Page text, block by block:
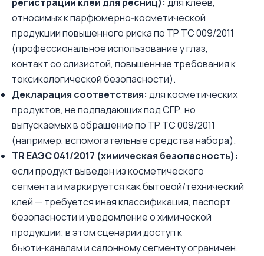
относимых к парфюмерно‑косметической
продукции повышенного риска по ТР ТС 009/2011
(профессиональное использование у глаз,
контакт со слизистой, повышенные требования к
токсикологической безопасности).
Декларация соответствия: для косметических
продуктов, не подпадающих под СГР, но
выпускаемых в обращение по ТР ТС 009/2011
(например, вспомогательные средства набора).
TR ЕАЭС 041/2017 (химическая безопасность):
если продукт выведен из косметического
сегмента и маркируется как бытовой/технический
клей — требуется иная классификация, паспорт
безопасности и уведомление о химической
продукции; в этом сценарии доступ к
бьюти‑каналам и салонному сегменту ограничен.